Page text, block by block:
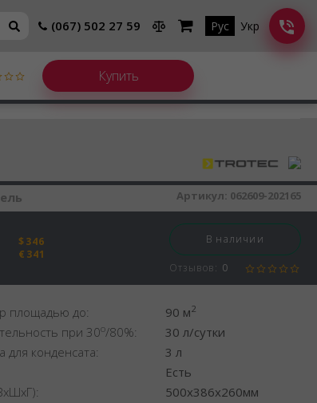
(067) 502 27 59 Рус Укр
воздуха
$346
€341
В наличии
Отзывов: 0
Артикул: 062609-202165
площадью до: 90 м2
при 30o/80%:
30 л/сутки
конденсата:
3 л
Есть
500x386x260мм